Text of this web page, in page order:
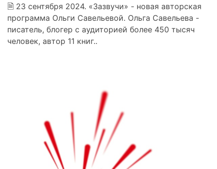
🗎 23 сентября 2024. «Зазвучи» - новая авторская
программа Ольги Савельевой. Ольга Савельева -
писатель, блогер с аудиторией более 450 тысяч
человек, автор 11 книг..